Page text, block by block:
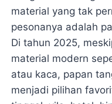
material yang tak
pesonanya adalah
Di tahun 2025,
material modern
atau kaca, papan
menjadi pilihan